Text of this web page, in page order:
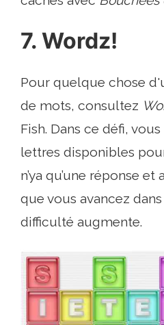
7. Wordz!
Pour quelque chose
de mots, consultez
Fish. Dans ce défi,
lettres disponibles
n’ya qu’une réponse
que vous avancez
difficulté augmente.